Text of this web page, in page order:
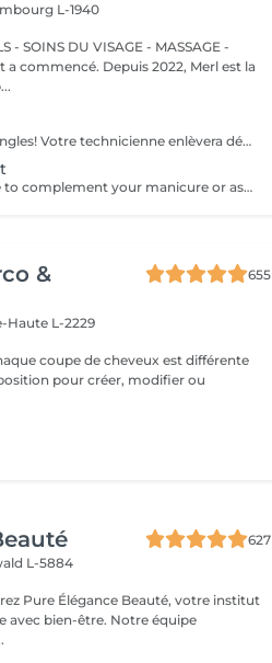
L-1940
- SOINS DU VISAGE - MASSAGE -
Nous prenons soin de vos ongles! Votre technicienne enlèvera délicatement les cellules mortes, façonnera et limera vos ongles, et polira la surface extérieure pour un fini lisse et naturel. Nos experts proposent des manucures à bords, hardware ou combinées, selon vos préférences. Comment se fait une manucure sans vernis? - la peau rugueuse est délicatement enlevée - la forme de la plaque de l'ongle est corrigée avec douceur - les cuticules et bords latéraux sont soigneusement traités - de l'huile nourrissante pour les cuticules et de la crème pour les mains sont appliquées pour nourrir et hydrater Limitations d'âge: recommandé à partir de 14 ans. Recommandations post-procédure: aucun soin particulier n'est nécessaire après cette procédure. Fréquence: une fois toutes les 3 semaines.
Additional services available to complement your manicure or as standalone treatments. Nail Repair per nail (during service) Minor repair of a single nail (small crack, local damage or broken nail). This option can be added multiple times if more than one nail requires repair. Charged at 3€ per nail for Manicure with Gel Polish services. Nail Repair per nail (walk-in) Repair of one nail without manicure or polish application. Suitable for clients booking a repair only. Onycholysis Treatment per nail Targeted care for nails affected by onycholysis. Performed without polish to support healthy nail recovery. IBX Nail Repair System Professional nail treatment designed to strengthen and restore natural nails. Can be booked alone or combined with gel removal for deeper repair. Gel Polish Removal Gentle and careful removal of gel polish.
&
655
Haute L-2229
coupe de cheveux est différente
pour créer, modifier ou
627
L-5884
Pure Élégance Beauté, votre institut
avec bien-être. Notre équipe